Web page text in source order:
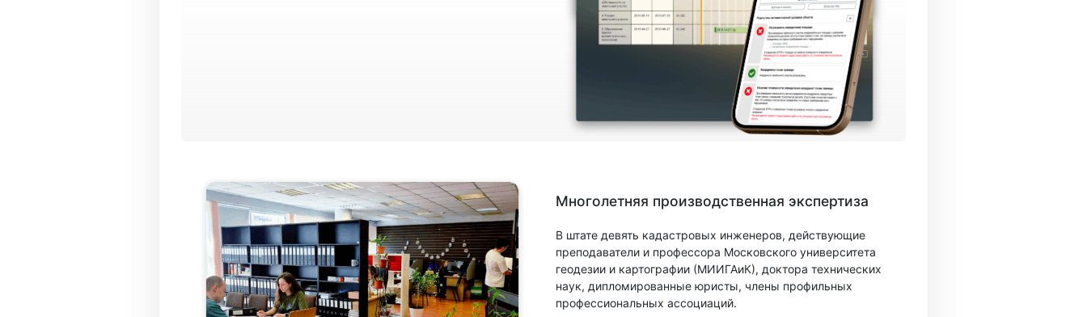
Многолетняя производственная экспертиза
В штате девять кадастровых инженеров, действующие
преподаватели и профессора Московского университета
геодезии и картографии (МИИГАиК), доктора технических
наук, дипломированные юристы, члены профильных
профессиональных ассоциаций.